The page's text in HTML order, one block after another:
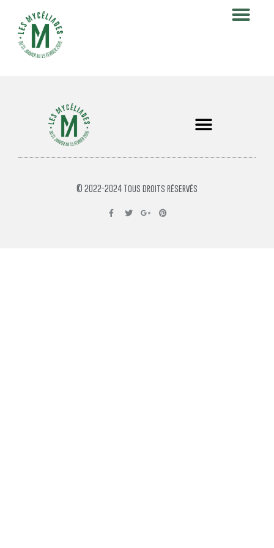
© 2022-2024 Tous droits réservés